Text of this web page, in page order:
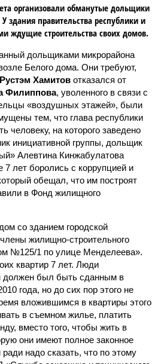
организовали обманутые дольщики
здания правительства республики и
ждущие строительства своих домов.
дольщиками микрорайона
Белого дома. Они требуют,
Рустэм Хамитов отказался от
Филиппова, уволенного в связи с
«воздушных этажей», были
тем, что глава республики
человеку, на которого заведено
инициативной группы, дольщик
Алевтина Кинжабулатова
7 лет боролись с коррупцией и
обещал, что им построят
в Фонд жилищного
со зданием городской
жилищно-строительного
№125/1 по улице Менделеева».
квартир 7 лет. Люди
должен был быть сданным в
года, но до сих пор этого не
вложившимся в квартиры этого
в съемном жилье, платить
вместо того, чтобы жить в
они имеют полное законное
надо сказать, что по этому